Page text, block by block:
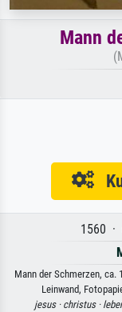
Mann
1560 ·
Mann der Schmerzen, ca.
Leinwand,
jesus · christus ·